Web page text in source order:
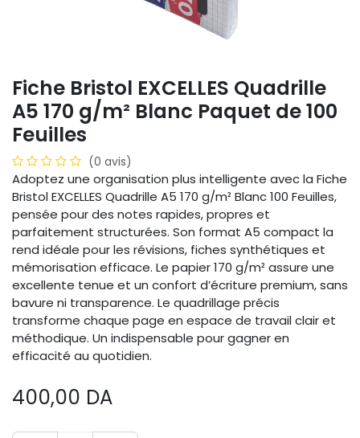
Fiche Bristol EXCELLES Quadrille
A5 170 g/m² Blanc Paquet de 100
Feuilles
(0 avis)
Adoptez une organisation plus intelligente avec la Fiche
Bristol EXCELLES Quadrille A5 170 g/m² Blanc 100 Feuilles,
pensée pour des notes rapides, propres et
parfaitement structurées. Son format A5 compact la
rend idéale pour les révisions, fiches synthétiques et
mémorisation efficace. Le papier 170 g/m² assure une
excellente tenue et un confort d’écriture premium, sans
bavure ni transparence. Le quadrillage précis
transforme chaque page en espace de travail clair et
méthodique. Un indispensable pour gagner en
efficacité au quotidien.
400,00 DA